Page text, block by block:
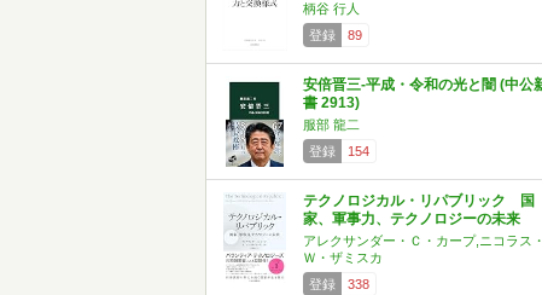
柄谷 行人
登録
89
安倍晋三-平成・令和の光と闇 (中公
書 2913)
服部 龍二
登録
154
テクノロジカル・リパブリック 国
家、軍事力、テクノロジーの未来
アレクサンダー・Ｃ・カープ,ニコラス・
Ｗ・ザミスカ
登録
338